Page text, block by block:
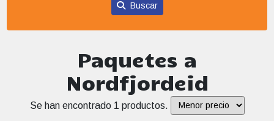
Buscar
Paquetes a
Nordfjordeid
Se han encontrado 1 productos.